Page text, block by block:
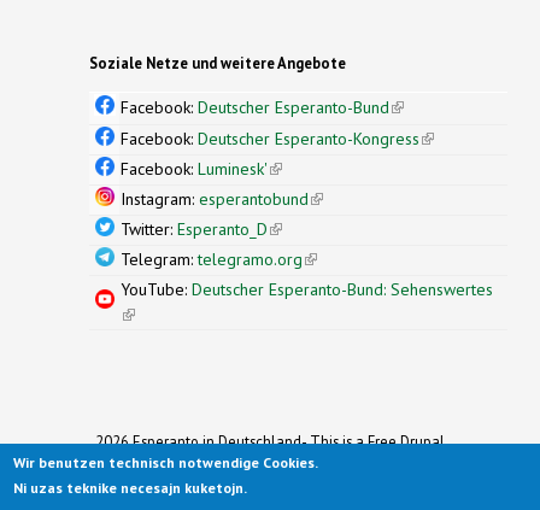
Soziale Netze und weitere Angebote
Facebook: Deutscher Esperanto-Bund(link is
external)
Facebook: Deutscher Esperanto-Kongress(link is
Facebook: Luminesk'(link is external)
Instagram: esperantobund(link is external)
Twitter: Esperanto_D(link is external)
Telegram:telegramo.org(link is external)
YouTube: Deutscher Esperanto-Bund: Sehenswertes
(link is external)
2026 Esperanto in Deutschland- This is a Free Drupal
Theme
Ported to Drupal for the Open Source Community by
Wir benutzen technisch notwendige Cookies.
Ni uzas teknike necesajn kuketojn.